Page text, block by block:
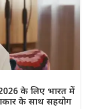
के लिए भारत में
के साथ सहयोग